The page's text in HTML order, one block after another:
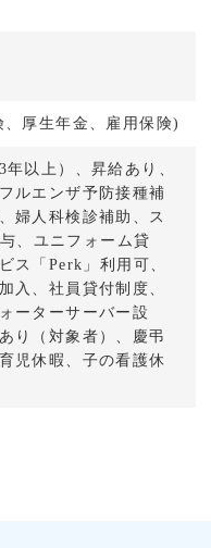
厚生年金、雇用保険)
以上）、昇給あり、
ルエンザ予防接種補
婦人科検診補助、ス
、ユニフォーム貸
ス「Perk」利用可、
入、社員貸付制度、
ーターサーバー設
り（対象者）、慶弔
児休暇、子の看護休